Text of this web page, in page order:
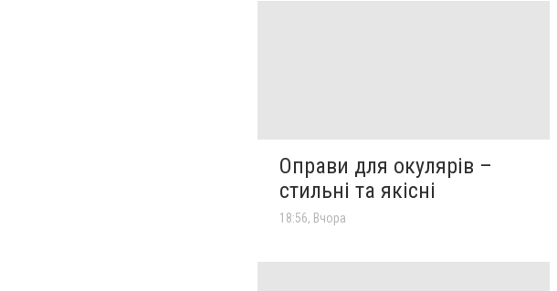
Оправи для окулярів –
стильні та якісні
18:56, Вчора